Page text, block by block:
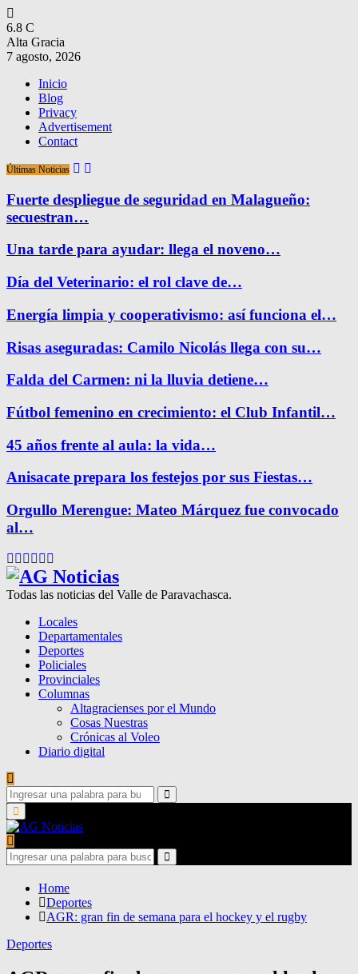
6.8 C
Alta Gracia
7 agosto, 2026
Inicio
Blog
Privacy
Advertisement
Contact
Últimas Noticias
Fuerte despliegue de seguridad en Malagueño:
secuestran…
Una tarde para ayudar: llega el noveno…
Día del Veterinario: el rol clave de…
Energía limpia y cooperativismo: así funciona el…
Risas aseguradas: Camilo Nicolás llega con su…
Falda del Carmen: ni la lluvia detiene…
Fútbol femenino en crecimiento: el Club Infantil…
45 años frente al aula: la vida…
Anisacate prepara los festejos por sus Fiestas…
Orgullo Merengue: Mateo Márquez fue convocado
al…
Facebook
Twitter
Instagram
Pinterest
Google
Todas las noticias del Valle de Paravachasca.
Locales
Departamentales
Deportes
Policiales
Provinciales
Columnas
Altagracienses por el Mundo
Cosas Nuestras
Crónicas al Voleo
Diario digital
Search
for:
Search
Primary
Menu
Search
for:
Search
Home
Deportes
AGR: gran fin de semana para el hockey y el rugby
Deportes